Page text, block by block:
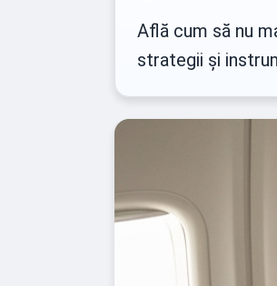
Află cum să nu
strategii și